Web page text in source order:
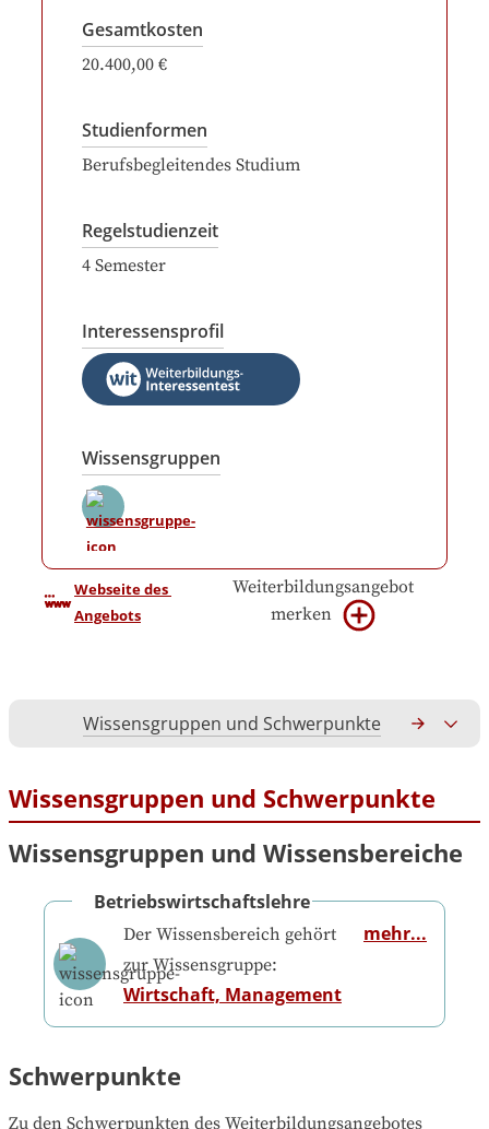
Gesamtkosten
20.400,00 €
Studienformen
Berufsbegleitendes Studium
Regelstudienzeit
4 Semester
Interessensprofil
Wissensgruppen
Webseite des
Angebots
Weiterbildungsangebot
merken
Wissensgruppen und Schwerpunkte
Wissensgruppen und Schwerpunkte
Wissensgruppen und Wissensbereiche
Betriebswirtschaftslehre
Der Wissensbereich gehört
zur Wissensgruppe:
Wirtschaft, Management
mehr...
Schwerpunkte
Zu den Schwerpunkten des Weiterbildungsangebotes